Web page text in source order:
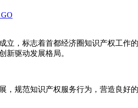
GO
立，标志着首都经济圈知识产权工作
新驱动发展格局。
，规范知识产权服务行为，营造良